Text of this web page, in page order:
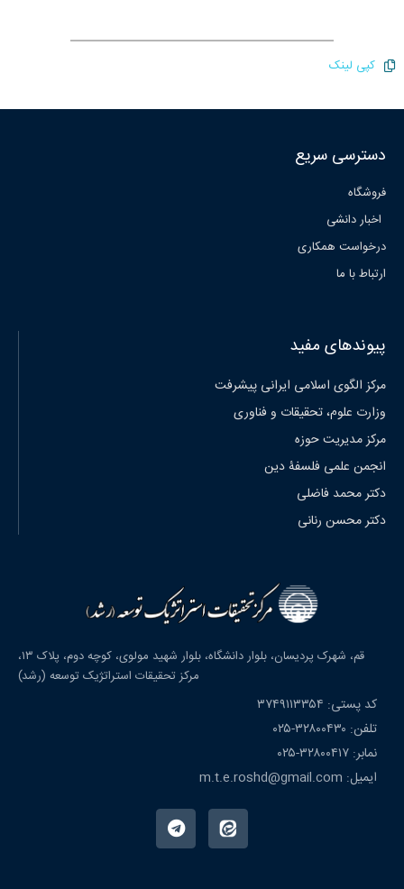
کپی لینک
دسترسی سریع
فروشگاه
اخبار دانشی
درخواست همکاری
ارتباط با ما
پیوندهای مفید
مرکز الگوی اسلامی ایرانی پیشرفت
وزارت علوم، تحقیقات و فناوری
مرکز مدیریت حوزه
انجمن علمی فلسفۀ دین
دکتر محمد فاضلی
دکتر محسن رنانی
قم، شهرک پردیسان، بلوار دانشگاه، بلوار شهید مولوی، کوچه دوم، پلاک ۱۳،
مرکز تحقیقات استراتژیک توسعه (رشد)
کد پستی: ۳۷۴۹۱۱۳۳۵۴
تلفن: ۳۲۸۰۰۴۳۰-۰۲۵
نمابر: ۳۲۸۰۰۴۱۷-۰۲۵
ایمیل: m.t.e.roshd@gmail.com